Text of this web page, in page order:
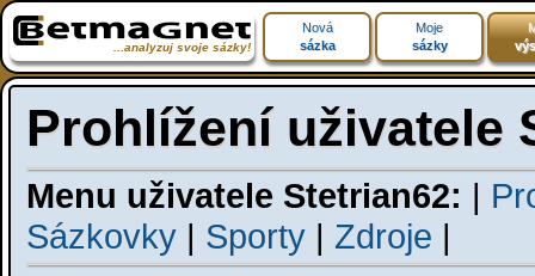
...analyzuj svoje sázky!
Nová
sázka
Moje
sázky
Prohlížení uživatele
Menu uživatele Stetrian62: |
Sázkovky | Sporty | Zdroje |